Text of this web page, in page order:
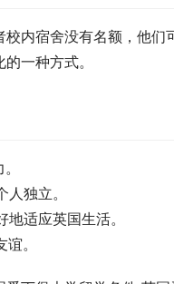
内宿舍没有名额，他
一种方式。
独立。
适应英国生活。
。